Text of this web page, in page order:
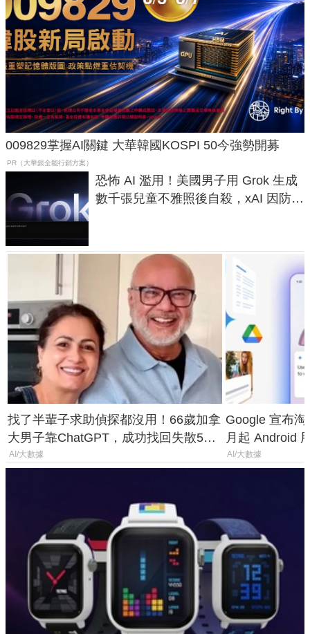
009829掌握AI關鍵 大華韓國KOSPI 50今強勢開募
PR（大華銀全能行銷方案）
恐怖 AI 濫用！美國男子用 Grok 生成
數千張兒童不雅照後自殺，xAI 因防護
找了半輩子求助偵探都沒用！66歲加拿
大男子靠ChatGPT，成功找回失散50
年家人
AI/大數據
Google 宣布
月起 Android
AI/大數據